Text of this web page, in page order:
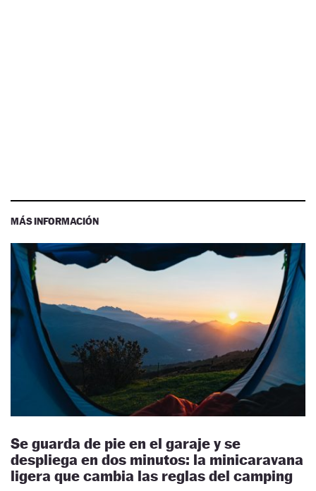
MÁS INFORMACIÓN
Se guarda de pie en el garaje y se
despliega en dos minutos: la minicaravana
ligera que cambia las reglas del camping